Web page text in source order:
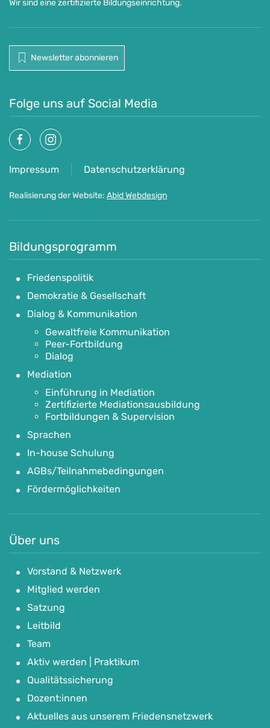
Wir sind eine zertifizierte Bildungseinrichtung.
Newsletter abonnieren
Folge uns auf Social Media
Impressum Datenschutzerklärung
Realisierung der Website: Abid Webdesign
Bildungsprogramm
Friedenspolitik
Demokratie & Gesellschaft
Dialog & Kommunikation
Gewaltfreie Kommunikation
Peer-Fortbildung
Dialog
Mediation
Einführung in Mediation
Zertifizierte Mediationsausbildung
Fortbildungen & Supervision
Sprachen
In-house Schulung
AGBs/Teilnahmebedingungen
Fördermöglichkeiten
Über uns
Vorstand & Netzwerk
Mitglied werden
Satzung
Leitbild
Team
Aktiv werden | Praktikum
Qualitätssicherung
Dozent:innen
Aktuelles aus unserem Friedensnetzwerk